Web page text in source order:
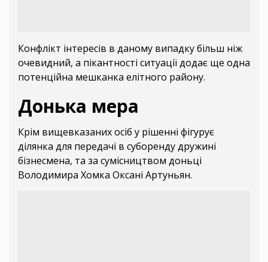
Конфлікт інтересів в даному випадку більш ніж
очевидний, а пікантності ситуації додає ще одна
потенційна мешканка елітного району.
Донька мера
Крім вищевказаних осіб у рішенні фігурує
ділянка для передачі в суборенду дружині
бізнесмена, та за сумісництвом доньці
Володимира Хомка Оксані Артуньян.